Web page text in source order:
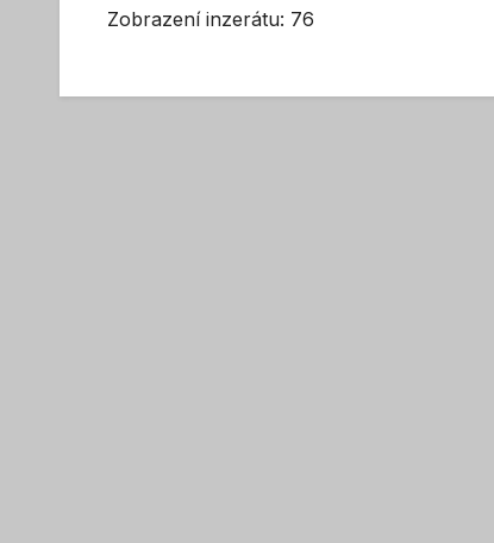
Zobrazení inzerátu: 76